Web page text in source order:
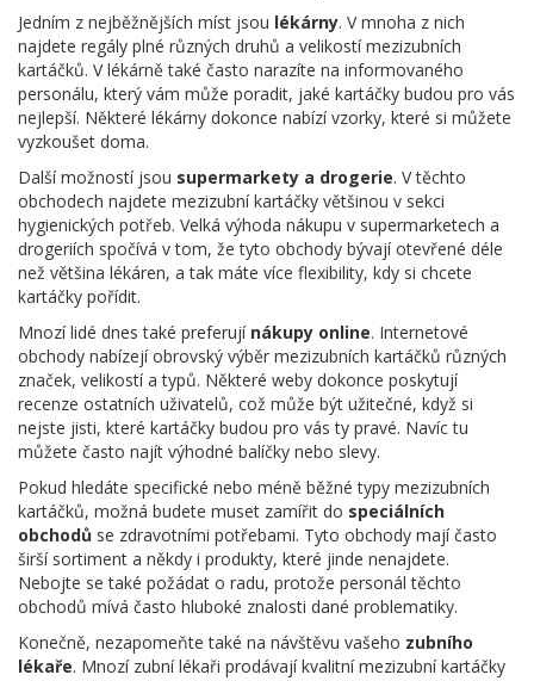
Jedním z nejběžnějších míst jsou lékárny. V mnoha z nich
najdete regály plné různých druhů a velikostí mezizubních
kartáčků. V lékárně také často narazíte na informovaného
personálu, který vám může poradit, jaké kartáčky budou pro vás
nejlepší. Některé lékárny dokonce nabízí vzorky, které si můžete
vyzkoušet doma.
Další možností jsou supermarkety a drogerie. V těchto
obchodech najdete mezizubní kartáčky většinou v sekci
hygienických potřeb. Velká výhoda nákupu v supermarketech a
drogeriích spočívá v tom, že tyto obchody bývají otevřené déle
než většina lékáren, a tak máte více flexibility, kdy si chcete
kartáčky pořídit.
Mnozí lidé dnes také preferují nákupy online. Internetové
obchody nabízejí obrovský výběr mezizubních kartáčků různých
značek, velikostí a typů. Některé weby dokonce poskytují
recenze ostatních uživatelů, což může být užitečné, když si
nejste jisti, které kartáčky budou pro vás ty pravé. Navíc tu
můžete často najít výhodné balíčky nebo slevy.
Pokud hledáte specifické nebo méně běžné typy mezizubních
kartáčků, možná budete muset zamířit do speciálních
obchodů se zdravotními potřebami. Tyto obchody mají často
širší sortiment a někdy i produkty, které jinde nenajdete.
Nebojte se také požádat o radu, protože personál těchto
obchodů mívá často hluboké znalosti dané problematiky.
Konečně, nezapomeňte také na návštěvu vašeho zubního
lékaře. Mnozí zubní lékaři prodávají kvalitní mezizubní kartáčky